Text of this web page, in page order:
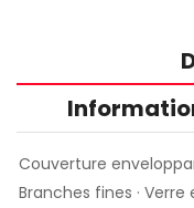
Couverture
Branches fines ·